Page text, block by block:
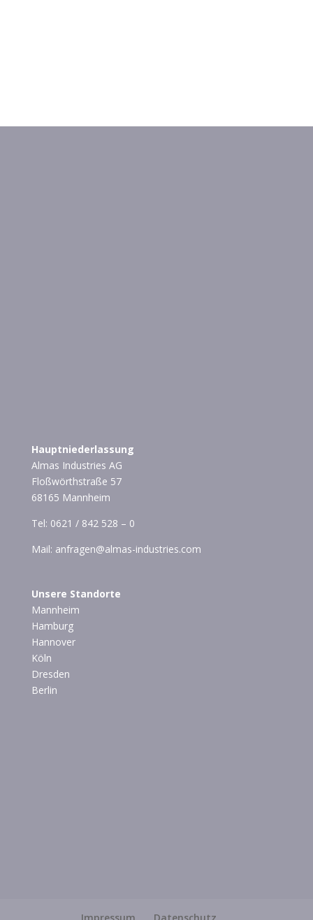
Hauptniederlassung
Almas Industries AG
Floßwörthstraße 57
68165 Mannheim
Tel: 0621 / 842 528 – 0
Mail: anfragen@almas-industries.com
Unsere Standorte
Mannheim
Hamburg
Hannover
Köln
Dresden
Berlin
Impressum Datenschutz